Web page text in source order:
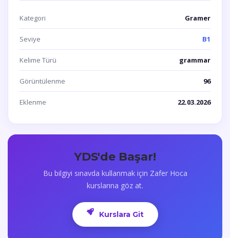
Kategori Gramer
Seviye B1
Kelime Türü grammar
Görüntülenme 96
Eklenme 22.03.2026
YDS'de Başar!
Bu bilgiyi sınavda kullanmak için Zafer Hoca
kurslarına göz at.
Kurslara Git